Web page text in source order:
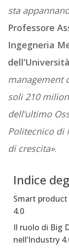
sta
Professore
Ingegneria
management
soli 210
dell’ultimo
Politecnico di
di crescita».
Indice
Smart
4.0
Il ruolo di Big
nell’Industry